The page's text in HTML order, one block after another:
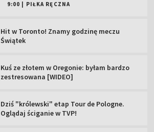
9:00 PIŁKA RĘCZNA
Hit w Toronto! Znamy godzinę meczu
Świątek
Kuś ze złotem w Oregonie: byłam bardzo
zestresowana [WIDEO]
Dziś "królewski" etap Tour de Pologne.
Oglądaj ściganie w TVP!